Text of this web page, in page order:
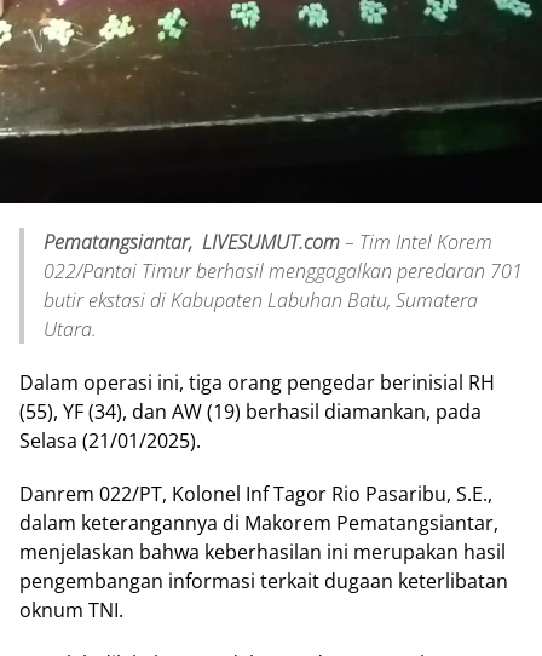
Pematangsiantar, LIVESUMUT.com– Tim Intel Korem
022/Pantai Timur berhasil menggagalkan peredaran 701
butir ekstasi di Kabupaten Labuhan Batu, Sumatera
Utara.
Dalam operasi ini, tiga orang pengedar berinisial RH
(55), YF (34), dan AW (19) berhasil diamankan, pada
Selasa (21/01/2025).
Danrem 022/PT, Kolonel Inf Tagor Rio Pasaribu, S.E.,
dalam keterangannya di Makorem Pematangsiantar,
menjelaskan bahwa keberhasilan ini merupakan hasil
pengembangan informasi terkait dugaan keterlibatan
oknum TNI.